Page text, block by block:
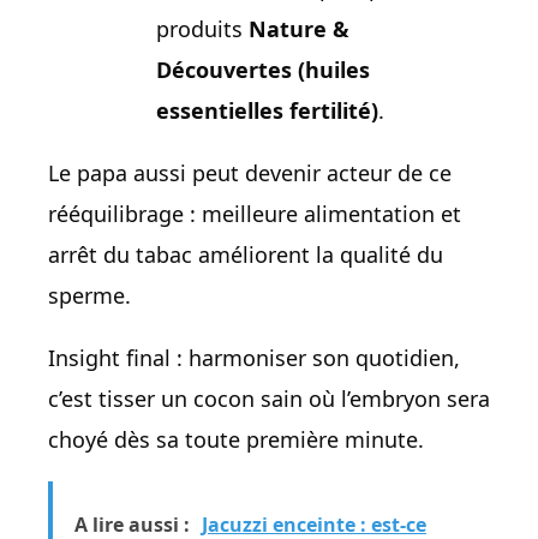
produits Nature &
Découvertes (huiles
essentielles fertilité).
Le papa aussi peut devenir acteur de ce
rééquilibrage : meilleure alimentation et
arrêt du tabac améliorent la qualité du
sperme.
Insight final : harmoniser son quotidien,
c’est tisser un cocon sain où l’embryon sera
choyé dès sa toute première minute.
A lire aussi : Jacuzzi enceinte : est-ce